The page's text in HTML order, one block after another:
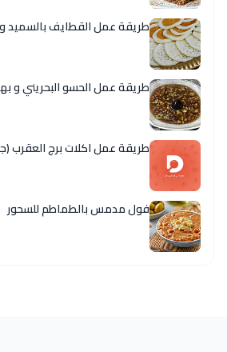
طريقة عمل القطايف بالسميد
طريقة عمل الحسو البحريني و
طريقة عمل اكلات برج العقرب
فول مدمس بالطماطم للسحور